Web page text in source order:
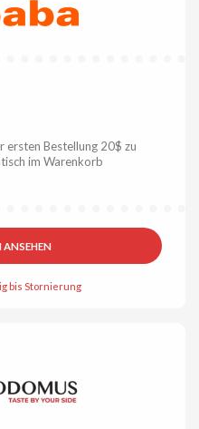
ersten Bestellung 20$ zu
im Warenkorb
bis Stornierung